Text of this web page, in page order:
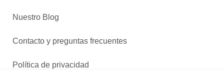
Nuestro Blog
Contacto y preguntas frecuentes
Política de privacidad